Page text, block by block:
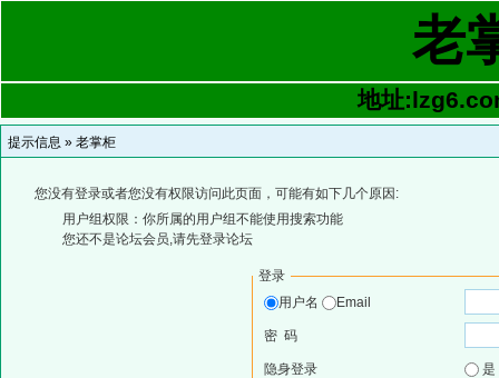
老
地址
提示信息 » 老掌柜
您没有登录或者您没有权限访问此页面，可能有如下几个原因:
用户组权限：你所属的用户组不能使用搜索功能
您还不是论坛会员,请先登录论坛
登录
用户名
Email
密 码
隐身登录